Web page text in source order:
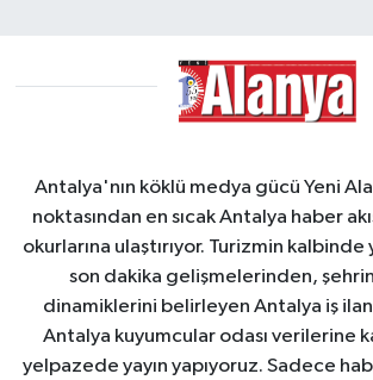
Antalya'nın köklü medya gücü Yeni
noktasından en sıcak Antalya haber
okurlarına ulaştırıyor. Turizmin
son dakika gelişmelerinden,
dinamiklerini belirleyen Antalya iş
Antalya kuyumcular odası verilerine
yelpazede yayın yapıyoruz. Sadece